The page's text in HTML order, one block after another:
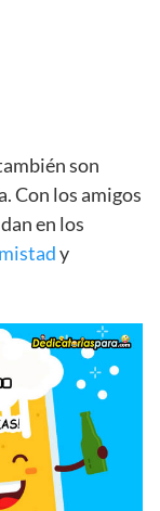
son
Con los amigos
en los
y